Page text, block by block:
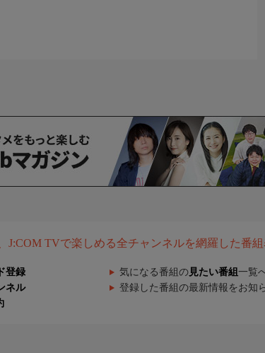
J:COM TVで楽しめる全チャンネルを網羅した番組
登録 気になる番組の 見たい番組 一覧
ネル 登録した番組の最新情報をお知